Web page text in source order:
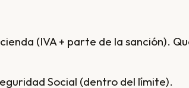
(IVA + parte de la sanción).
Social (dentro del límite).